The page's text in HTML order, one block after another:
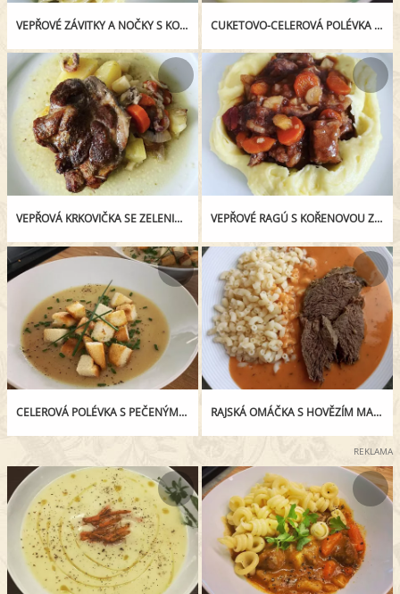
VEPŘOVÉ ZÁVITKY A NOČKY S KOŘENOVOU ZELENINOU CUKETOVO-CELEROVÁ POLÉVKA S PEČENÝM ČESNEKEM
VEPŘOVÁ KRKOVIČKA SE ZELENINOU Z JEDNOHO PEKÁČKU VEPŘOVÉ RAGÚ S KOŘENOVOU ZELENINOU A BRAMBOROVOU KAŠÍ
CELEROVÁ POLÉVKA S PEČENÝM ČESNEKEM RAJSKÁ OMÁČKA S HOVĚZÍM MASEM
REKLAMA